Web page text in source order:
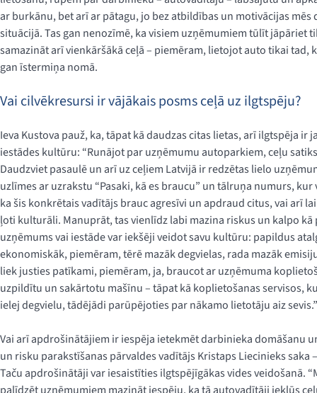
ar burkānu, bet arī ar pātagu, jo bez atbildības un motivācijas
situācijā. Tas gan nenozīmē, ka visiem uzņēmumiem tūlīt jāpāriet
samazināt arī vienkāršākā ceļā – piemēram, lietojot auto tikai tad,
gan īstermiņa nomā.
Vai cilvēkresursi ir vājākais posms ceļā uz ilgtspēju?
Ieva Kustova pauž, ka, tāpat kā daudzas citas lietas, arī ilgtspēja
iestādes kultūru: “Runājot par uzņēmumu autoparkiem, ceļu
Daudzviet pasaulē un arī uz ceļiem Latvijā ir redzētas lielo
uzlīmes ar uzrakstu “Pasaki, kā es braucu” un tālruņa numurs,
ka šis konkrētais vadītājs brauc agresīvi un apdraud citus, vai arī
ļoti kulturāli. Manuprāt, tas vienlīdz labi mazina riskus un kalpo
uzņēmums vai iestāde var iekšēji veidot savu kultūru: papildus
ekonomiskāk, piemēram, tērē mazāk degvielas, rada mazāk
liek justies patīkami, piemēram, ja, braucot ar uzņēmuma
uzpildītu un sakārtotu mašīnu – tāpat kā koplietošanas servisos,
ielej degvielu, tādējādi parūpējoties par nākamo lietotāju aiz sevis.”
Vai arī apdrošinātājiem ir iespēja ietekmēt darbinieka domāšanu
un risku parakstīšanas pārvaldes vadītājs Kristaps Liecinieks
Taču apdrošinātāji var iesaistīties ilgtspējīgākas vides veidošanā.